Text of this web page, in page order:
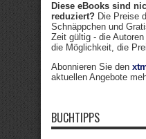
Diese eBooks sind
reduziert? Die Preise
Schnäppchen und
Zeit gültig - die
die Möglichkeit, die
Abonnieren Sie den
aktuellen Angebote
BUCHTIPPS